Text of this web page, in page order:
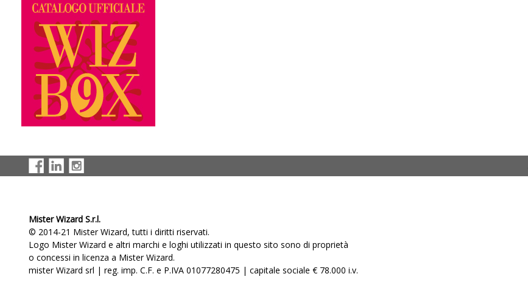
Mister Wizard S.r.l.
© 2014-21 Mister Wizard, tutti i diritti riservati.
Logo Mister Wizard e altri marchi e loghi utilizzati in questo sito sono di proprietà
o concessi in licenza a Mister Wizard.
mister Wizard srl | reg. imp. C.F. e P.IVA 01077280475 | capitale sociale € 78.000 i.v.